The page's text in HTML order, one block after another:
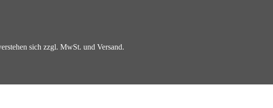
sich zzgl. MwSt. und Versand.